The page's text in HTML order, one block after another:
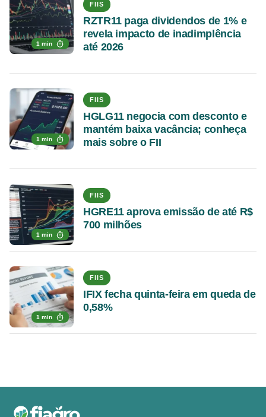
1 min
FIIS
RZTR11 paga dividendos de 1% e
revela impacto de inadimplência
até 2026
1 min
FIIS
HGLG11 negocia com desconto e
mantém baixa vacância; conheça
mais sobre o FII
1 min
FIIS
HGRE11 aprova emissão de até R$
700 milhões
1 min
FIIS
IFIX fecha quinta-feira em queda de
0,58%